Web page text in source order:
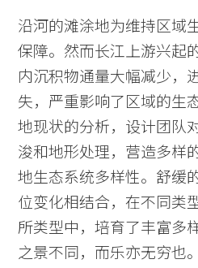
沿河的滩涂地为维持区域
保障。然而长江上游兴起
内沉积物通量大幅减少，
失，严重影响了区域的生
地现状的分析，设计团队
浚和地形处理，营造多样
地生态系统多样性。舒缓
位变化相结合，在不同类
所类型中，培育了丰富多
之景不同，而乐亦无穷也